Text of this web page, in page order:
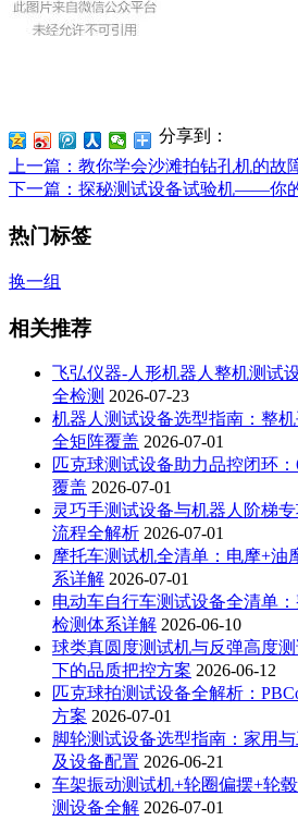
分享到：
上一篇 ：教你学会沙滩拍钻孔机的故
下一篇 ：探秘测试设备试验机——你
热门标签
换一组
相关推荐
飞弘仪器-人形机器人整机测试
全检测 2026-07-23
机器人测试设备选型指南：整
全矩阵覆盖 2026-07-01
匹克球测试设备助力品控闭环
覆盖 2026-07-01
灵巧手测试设备与机器人阶梯
流程全解析 2026-07-01
摩托车测试机全清单：电摩+油
系详解 2026-07-01
电动车自行车测试设备全清单
检测体系详解 2026-06-10
球类真圆度测试机与反弹高度
下的品质把控方案 2026-06-12
匹克球拍测试设备全解析：
方案 2026-07-01
脚轮测试设备选型指南：家用
及设备配置 2026-06-21
车架振动测试机+轮圈偏摆+轮
测设备全解 2026-07-01